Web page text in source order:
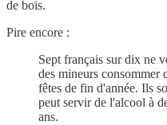
de bois.
Pire encore :
Sept français sur dix ne
des mineurs consommer
fêtes de fin d'année. Ils
peut servir de l'alcool à
ans.